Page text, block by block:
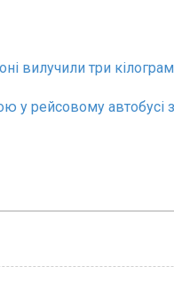
вилучили три
у рейсовому автобусі